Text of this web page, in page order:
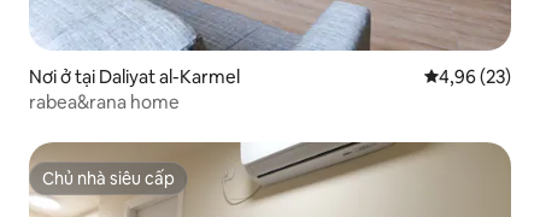
Nơi ở tại Daliyat al-Karmel Xếp hạng
4,96 (23)
rabea&rana home
Chủ nhà siêu cấp
Chủ nhà siêu cấp